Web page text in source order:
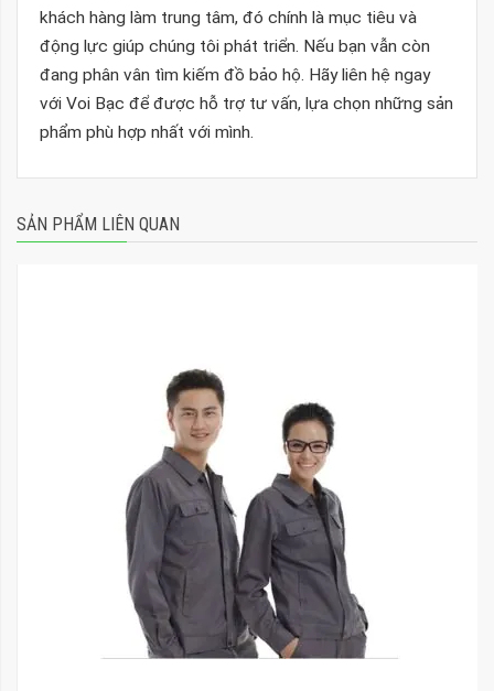
khách hàng làm trung tâm, đó chính là mục tiêu và
động lực giúp chúng tôi phát triển. Nếu bạn vẫn còn
đang phân vân tìm kiếm đồ bảo hộ. Hãy liên hệ ngay
với Voi Bạc để được hỗ trợ tư vấn, lựa chọn những sản
phẩm phù hợp nhất với mình.
SẢN PHẨM LIÊN QUAN